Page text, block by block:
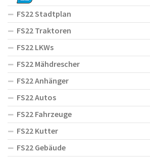
FS22 Stadtplan
FS22 Traktoren
FS22 LKWs
FS22 Mähdrescher
FS22 Anhänger
FS22 Autos
FS22 Fahrzeuge
FS22 Kutter
FS22 Gebäude